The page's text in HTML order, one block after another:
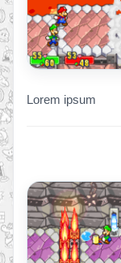
Lorem ipsum